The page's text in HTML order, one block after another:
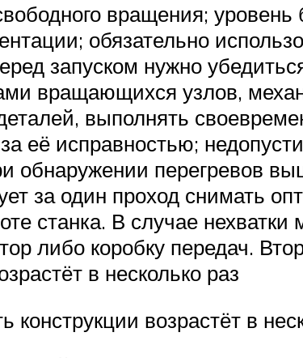
вращения; уровень
обязательно
запуском нужно
вращающихся узлов,
выполнять
её исправностью;
обнаружении перегревов
за один проход снимать
станка. В случае нехватки
либо коробку передач.
в несколько раз
возрастёт в